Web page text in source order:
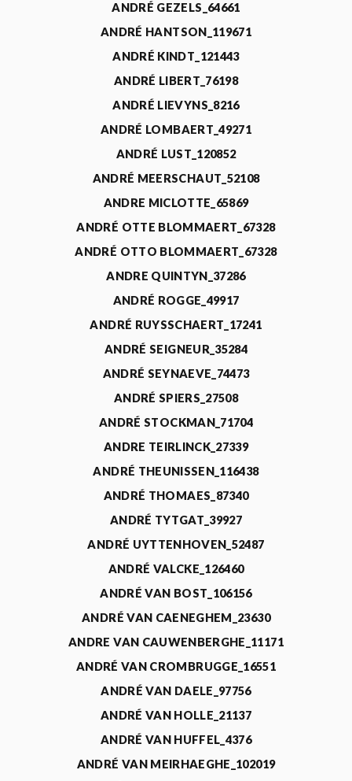
ANDRÉ GEZELS_64661
ANDRÉ HANTSON_119671
ANDRÉ KINDT_121443
ANDRÉ LIBERT_76198
ANDRÉ LIEVYNS_8216
ANDRÉ LOMBAERT_49271
ANDRÉ LUST_120852
ANDRÉ MEERSCHAUT_52108
ANDRE MICLOTTE_65869
ANDRÉ OTTE BLOMMAERT_67328
ANDRÉ OTTO BLOMMAERT_67328
ANDRE QUINTYN_37286
ANDRÉ ROGGE_49917
ANDRÉ RUYSSCHAERT_17241
ANDRÉ SEIGNEUR_35284
ANDRÉ SEYNAEVE_74473
ANDRÉ SPIERS_27508
ANDRÉ STOCKMAN_71704
ANDRE TEIRLINCK_27339
ANDRÉ THEUNISSEN_116438
ANDRÉ THOMAES_87340
ANDRÉ TYTGAT_39927
ANDRÉ UYTTENHOVEN_52487
ANDRÉ VALCKE_126460
ANDRÉ VAN BOST_106156
ANDRÉ VAN CAENEGHEM_23630
ANDRE VAN CAUWENBERGHE_11171
ANDRÉ VAN CROMBRUGGE_16551
ANDRÉ VAN DAELE_97756
ANDRÉ VAN HOLLE_21137
ANDRÉ VAN HUFFEL_4376
ANDRÉ VAN MEIRHAEGHE_102019